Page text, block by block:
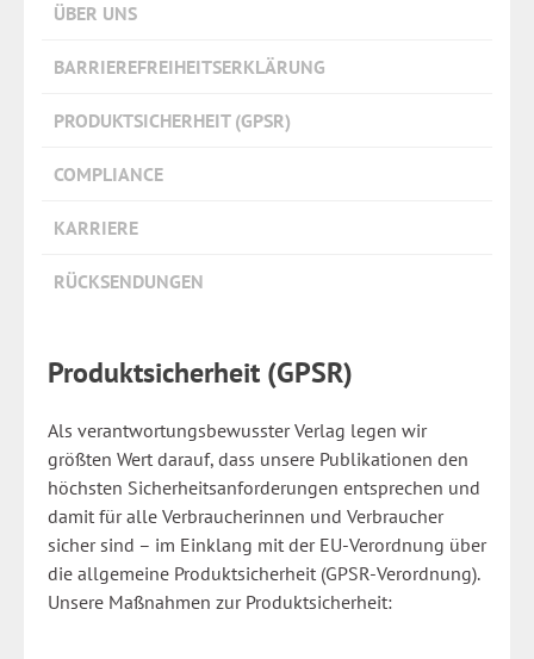
ÜBER UNS
BARRIEREFREIHEITSERKLÄRUNG
PRODUKTSICHERHEIT (GPSR)
COMPLIANCE
KARRIERE
RÜCKSENDUNGEN
Produktsicherheit (GPSR)
Als verantwortungsbewusster Verlag legen wir
größten Wert darauf, dass unsere Publikationen den
höchsten Sicherheitsanforderungen entsprechen und
damit für alle Verbraucherinnen und Verbraucher
sicher sind – im Einklang mit der EU-Verordnung über
die allgemeine Produktsicherheit (GPSR-Verordnung).
Unsere Maßnahmen zur Produktsicherheit: